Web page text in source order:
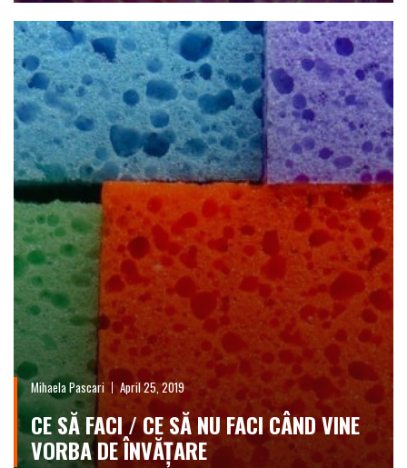
Mihaela Pascari April 25, 2019
CE SĂ FACI / CE SĂ NU FACI CÂND VINE
VORBA DE ÎNVĂȚARE